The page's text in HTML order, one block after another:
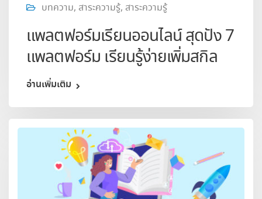
บทความ, สาระความรู้, สาระความรู้
แพลตฟอร์มเรียนออนไลน์ สุดปัง 7
แพลตฟอร์ม เรียนรู้ง่ายเพิ่มสกิล
อ่านเพิ่มเติม